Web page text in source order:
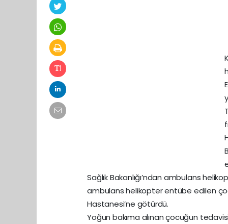
Sağlık Bakanlığı’ndan ambulans
ambulans helikopter entübe edilen
Hastanesi’ne götürdü.
Yoğun bakıma alınan çocuğun